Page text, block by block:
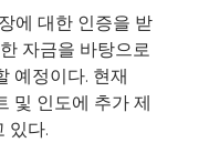
에 대한 인증을 받
자금을 바탕으로
예정이다. 현재
및 인도에 추가 제
있다.